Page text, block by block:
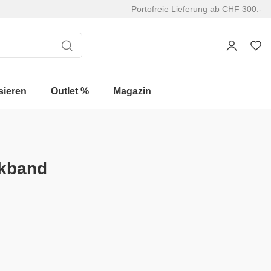
Portofreie Lieferung ab CHF 300.-
Outlet % Magazin